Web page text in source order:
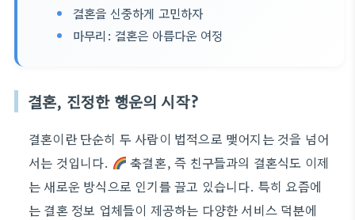
결혼을 신중하게 고민하자
마무리: 결혼은 아름다운 여정
결혼, 진정한 행운의 시작?
결혼이란 단순히 두 사람이 법적으로 맺어지는 것을 넘어
서는 것입니다.
축결혼, 즉 친구들과의 결혼식도 이제
는 새로운 방식으로 인기를 끌고 있습니다. 특히 요즘에
는 결혼 정보 업체들이 제공하는 다양한 서비스 덕분에